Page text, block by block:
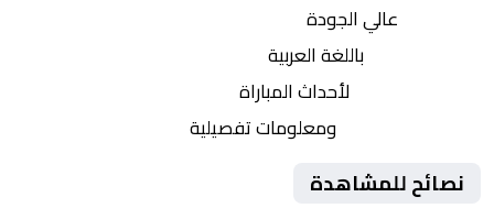
عالي الجودة
باللغة العربية
لأحداث المباراة
ومعلومات تفصيلية
نصائح للمشاهدة